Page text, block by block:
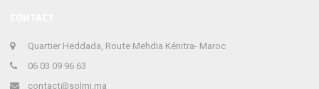
Quartier Heddada, Route Mehdia Kénitra- Maroc
06 03 09 96 63
contact@solmi.ma